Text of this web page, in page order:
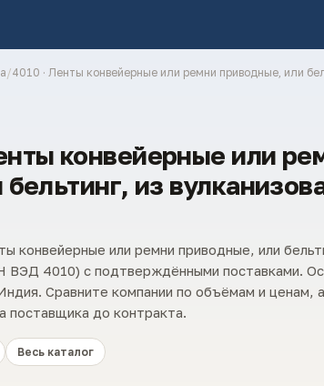
/4010 · Ленты конвейерные или ремни приводные, или
конвейерные или
из
конвейерные или ремни приводные, или
ВЭД 4010) с подтверждёнными поставками.
Сравните компании по объёмам и ценам,
поставщика до контракта.
Весь каталог